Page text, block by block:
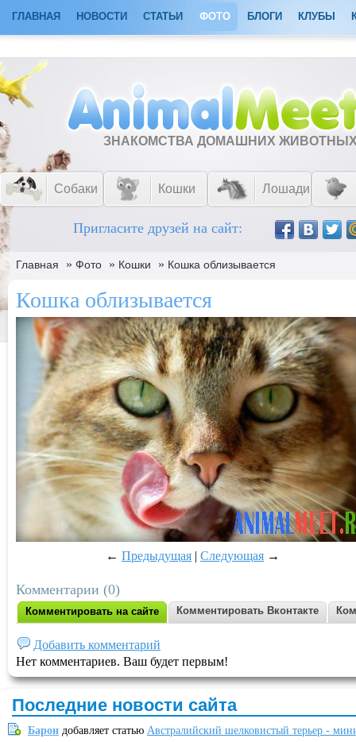
ГЛАВНАЯ НОВОСТИ СТАТЬИ ФОТО БЛОГИ КЛУБЫ
ЗНАКОМСТВА ДОМАШНИХ
Собаки Кошки Лошади
Пригласите друзей на сайт:
Главная » Фото » Кошки » Кошка облизывается
Кошка облизывается
← Предыдущая | Следующая →
Комментарии (0)
Комментировать на сайте Комментировать Вконтакте
Добавить комментарий
Нет комментариев. Ваш будет первым!
Последние новости сайта
Барон добавляет статью Австралийский шелковистый терьер -